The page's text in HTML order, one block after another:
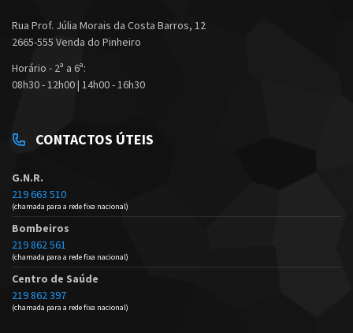
Rua Prof. Júlia Morais da Costa Barros, 12
2665-555 Venda do Pinheiro
Horário - 2ª a 6ª:
08h30 - 12h00 | 14h00 - 16h30
CONTACTOS ÚTEIS
G.N.R.
219 663 510
(chamada para a rede fixa nacional)
Bombeiros
219 862 561
(chamada para a rede fixa nacional)
Centro de Saúde
219 862 397
(chamada para a rede fixa nacional)